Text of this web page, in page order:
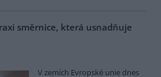
směrnice, která usnadňuje
V zemích Evropské unie dnes